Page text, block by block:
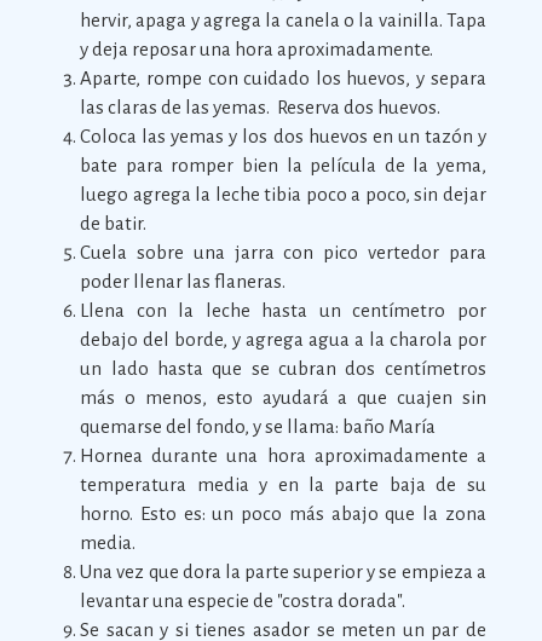
hervir, apaga y agrega la canela o la vainilla. Tapa
y deja reposar una hora aproximadamente.
Aparte, rompe con cuidado los huevos, y separa
las claras de las yemas. Reserva dos huevos.
Coloca las yemas y los dos huevos en un tazón y
bate para romper bien la película de la yema,
luego agrega la leche tibia poco a poco, sin dejar
de batir.
Cuela sobre una jarra con pico vertedor para
poder llenar las flaneras.
Llena con la leche hasta un centímetro por
debajo del borde, y agrega agua a la charola por
un lado hasta que se cubran dos centímetros
más o menos, esto ayudará a que cuajen sin
quemarse del fondo, y se llama: baño María
Hornea durante una hora aproximadamente a
temperatura media y en la parte baja de su
horno. Esto es: un poco más abajo que la zona
media.
Una vez que dora la parte superior y se empieza a
levantar una especie de "costra dorada".
Se sacan y si tienes asador se meten un par de